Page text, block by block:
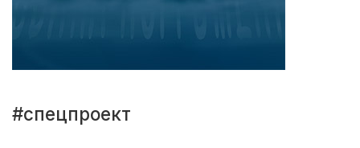
#спецпроект